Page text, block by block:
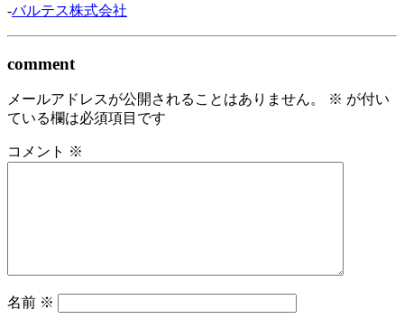
-バルテス株式会社
comment
メールアドレスが公開されることはありません。 ※ が付い
ている欄は必須項目です
コメント ※
名前 ※